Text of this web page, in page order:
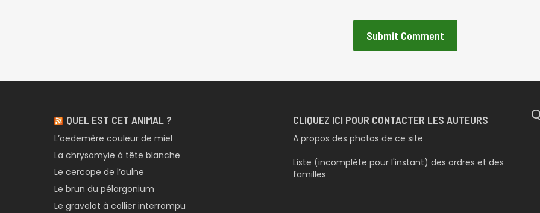
QUEL EST CET ANIMAL ?
L’oedemère couleur de miel
La chrysomyie à tête blanche
Le cercope de l’aulne
Le brun du pélargonium
Le gravelot à collier interrompu
CLIQUEZ ICI POUR CONTACTER LES AUTEURS
A propos des photos de ce site
Liste (incomplète pour l'instant) des ordres et des
familles